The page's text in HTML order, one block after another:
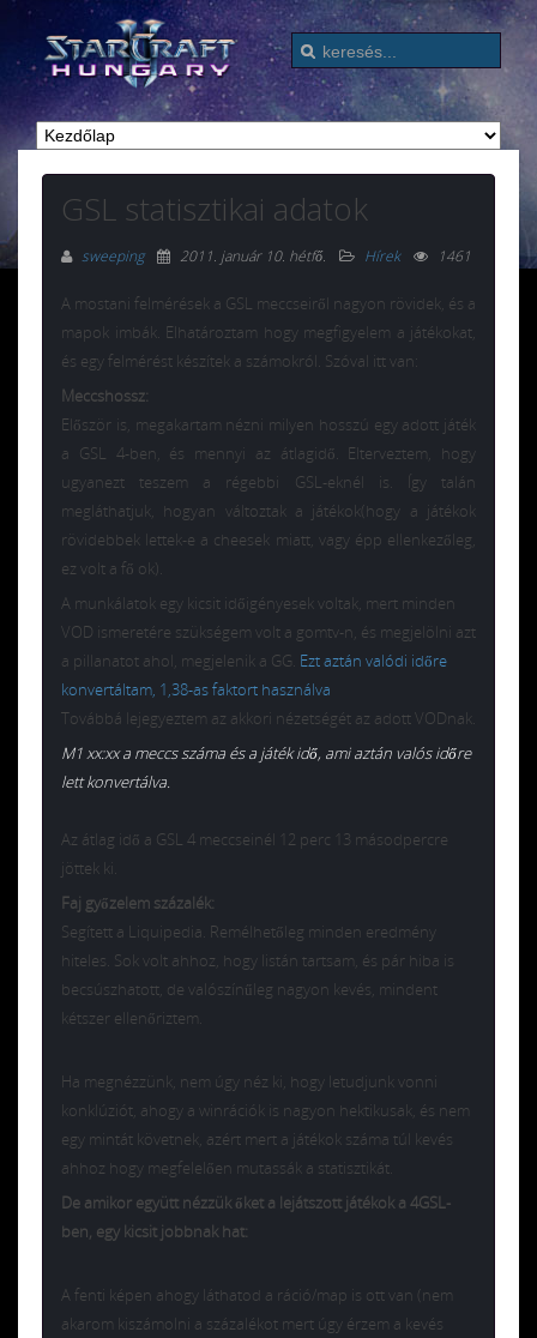
GSL statisztikai adatok
sweeping 2011. január 10. hétfő. Hírek 1461
A mostani felmérések a GSL meccseiről nagyon rövidek, és a
mapok imbák. Elhatároztam hogy megfigyelem a játékokat,
és egy felmérést készítek a számokról. Szóval itt van:
Meccshossz:
Először is, megakartam nézni milyen hosszú egy adott játék
a GSL 4-ben, és mennyi az átlagidő. Elterveztem, hogy
ugyanezt teszem a régebbi GSL-eknél is. Így talán
megláthatjuk, hogyan változtak a játékok(hogy a játékok
rövidebbek lettek-e a cheesek miatt, vagy épp ellenkezőleg,
ez volt a fő ok).
A munkálatok egy kicsit időigényesek voltak, mert minden
VOD ismeretére szükségem volt a gomtv-n, és megjelölni azt
a pillanatot ahol, megjelenik a GG. Ezt aztán valódi időre
konvertáltam, 1,38-as faktort használva
Továbbá lejegyeztem az akkori nézetségét az adott VODnak.
M1 xx:xx a meccs száma és a játék idő, ami aztán valós időre
lett konvertálva.
Az átlag idő a GSL 4 meccseinél 12 perc 13 másodpercre
jöttek ki.
Faj győzelem százalék:
Segített a Liquipedia. Remélhetőleg minden eredmény
hiteles. Sok volt ahhoz, hogy listán tartsam, és pár hiba is
becsúszhatott, de valószínűleg nagyon kevés, mindent
kétszer ellenőriztem.
Ha megnézzünk, nem úgy néz ki, hogy letudjunk vonni
konklúziót, ahogy a winrációk is nagyon hektikusak, és nem
egy mintát követnek, azért mert a játékok száma túl kevés
ahhoz hogy megfelelően mutassák a statisztikát.
De amikor együtt nézzük őket a lejátszott játékok a 4GSL-
ben, egy kicsit jobbnak hat:
A fenti képen ahogy láthatod a ráció/map is ott van (nem
akarom kiszámolni a százalékot mert úgy érzem a kevés